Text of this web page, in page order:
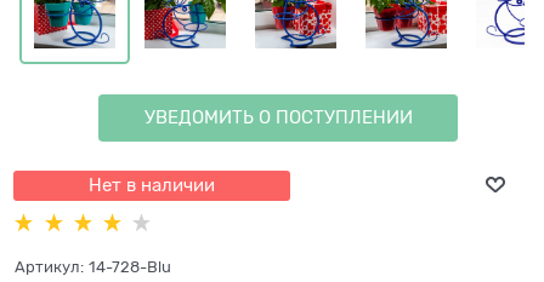
УВЕДОМИТЬ О ПОСТУПЛЕНИИ
Нет в наличии
Артикул: 14-728-Blu